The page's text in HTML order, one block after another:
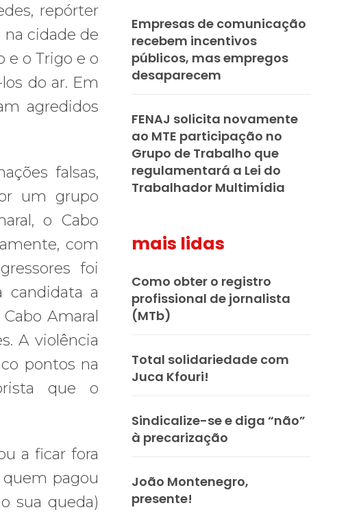
repórter
na cidade de
e o Trigo e o
do ar. Em
agredidos
falsas,
um grupo
o Cabo
com
foi
candidata a
Amaral
A violência
pontos na
que o
a ficar fora
pagou
sua queda)
Empresas de comunicação
recebem incentivos
públicos, mas empregos
desaparecem
FENAJ solicita novamente
ao MTE participação no
Grupo de Trabalho que
regulamentará a Lei do
Trabalhador Multimídia
mais lidas
Como obter o registro
profissional de jornalista
(MTb)
Total solidariedade com
Juca Kfouri!
Sindicalize-se e diga “não”
à precarização
João Montenegro,
presente!